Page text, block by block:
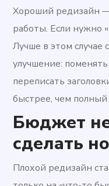
Хороший редизайн
работы. Если нужно
Лучше в этом случае
улучшение:
переписать
быстрее, чем
Бюджет
сделать
Плохой редизайн